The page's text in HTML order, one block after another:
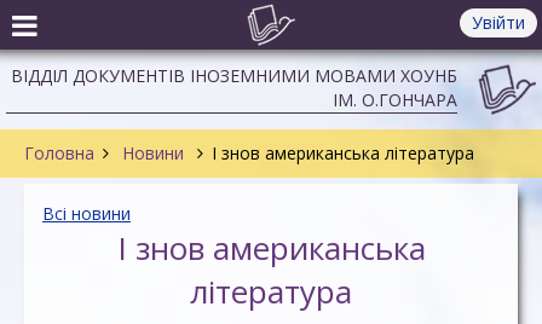
Увійти
ВІДДІЛ ДОКУМЕНТІВ ІНОЗЕМНИМИ МОВАМИ ХОУНБ
ІМ. О.ГОНЧАРА
Головна Новини І знов американська література
Всі новини
І знов американська
література